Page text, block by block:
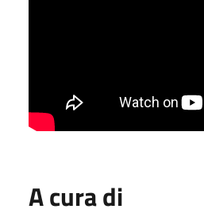
A cura di